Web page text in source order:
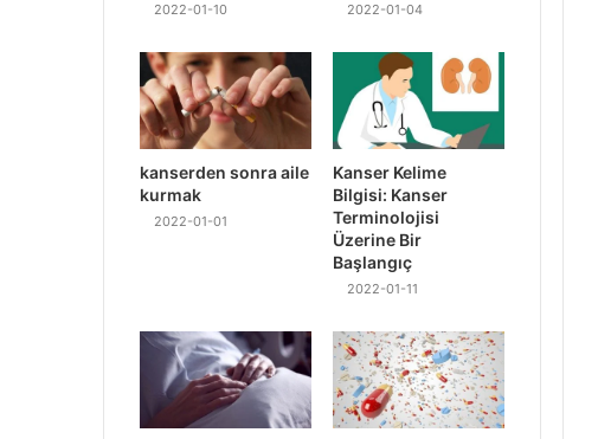
2022-01-10 2022-01-04
kanserden sonra aile
kurmak
2022-01-01
Kanser Kelime
Bilgisi: Kanser
Terminolojisi
Üzerine Bir
Başlangıç
2022-01-11